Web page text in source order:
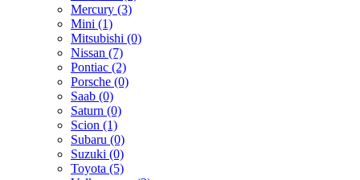
Mercury (3)
Mini (1)
Mitsubishi (0)
Nissan (7)
Pontiac (2)
Porsche (0)
Saab (0)
Saturn (0)
Scion (1)
Subaru (0)
Suzuki (0)
Toyota (5)